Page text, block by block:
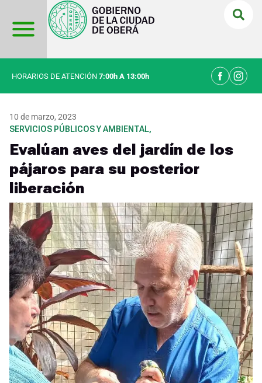
contenido
HORARIOS DE ATENCIÓN 7:00h A 13:00h
10 de marzo, 2023
SERVICIOS PÚBLICOS Y AMBIENTAL,
Evalúan aves del jardín de los
pájaros para su posterior
liberación